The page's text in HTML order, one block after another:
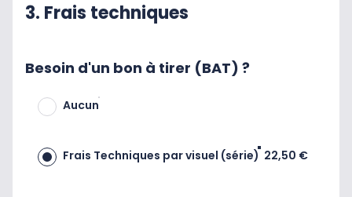
3. Frais techniques
Besoin d'un bon à tirer (BAT) ?
Aucun
Frais Techniques par visuel (série) 22,50 €